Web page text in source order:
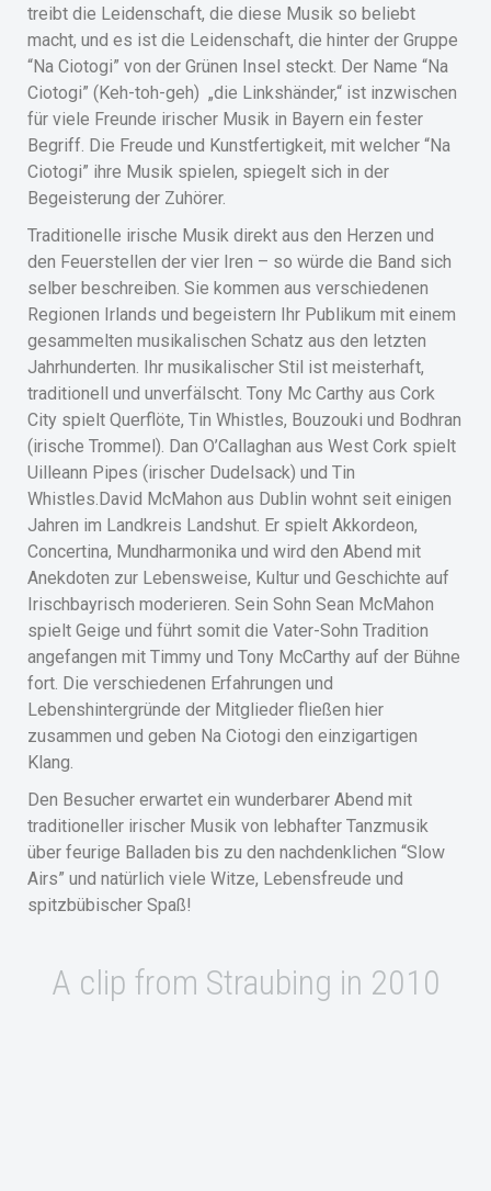
treibt die Leidenschaft, die diese Musik so beliebt
macht, und es ist die Leidenschaft, die hinter der Gruppe
“Na Ciotogi” von der Grünen Insel steckt. Der Name “Na
Ciotogi” (Keh-toh-geh) „die Linkshänder,“ ist inzwischen
für viele Freunde irischer Musik in Bayern ein fester
Begriff. Die Freude und Kunstfertigkeit, mit welcher “Na
Ciotogi” ihre Musik spielen, spiegelt sich in der
Begeisterung der Zuhörer.
Traditionelle irische Musik direkt aus den Herzen und
den Feuerstellen der vier Iren – so würde die Band sich
selber beschreiben. Sie kommen aus verschiedenen
Regionen Irlands und begeistern Ihr Publikum mit einem
gesammelten musikalischen Schatz aus den letzten
Jahrhunderten. Ihr musikalischer Stil ist meisterhaft,
traditionell und unverfälscht. Tony Mc Carthy aus Cork
City spielt Querflöte, Tin Whistles, Bouzouki und Bodhran
(irische Trommel). Dan O’Callaghan aus West Cork spielt
Uilleann Pipes (irischer Dudelsack) und Tin
Whistles.David McMahon aus Dublin wohnt seit einigen
Jahren im Landkreis Landshut. Er spielt Akkordeon,
Concertina, Mundharmonika und wird den Abend mit
Anekdoten zur Lebensweise, Kultur und Geschichte auf
Irischbayrisch moderieren. Sein Sohn Sean McMahon
spielt Geige und führt somit die Vater-Sohn Tradition
angefangen mit Timmy und Tony McCarthy auf der Bühne
fort. Die verschiedenen Erfahrungen und
Lebenshintergründe der Mitglieder fließen hier
zusammen und geben Na Ciotogi den einzigartigen
Klang.
Den Besucher erwartet ein wunderbarer Abend mit
traditioneller irischer Musik von lebhafter Tanzmusik
über feurige Balladen bis zu den nachdenklichen “Slow
Airs” und natürlich viele Witze, Lebensfreude und
spitzbübischer Spaß!
A clip from Straubing in 2010